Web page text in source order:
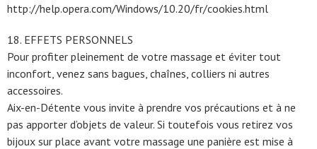
http://help.opera.com/Windows/10.20/fr/cookies.html
18. EFFETS PERSONNELS
Pour profiter pleinement de votre massage et éviter tout
inconfort, venez sans bagues, chaînes, colliers ni autres
accessoires.
Aix-en-Détente vous invite à prendre vos précautions et à ne
pas apporter d’objets de valeur. Si toutefois vous retirez vos
bijoux sur place avant votre massage une panière est mise à